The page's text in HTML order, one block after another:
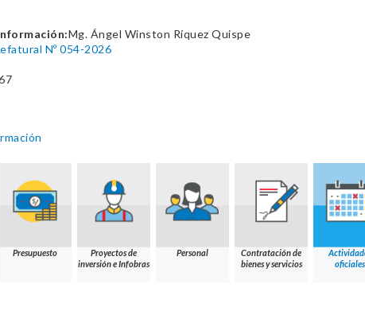
Mg. Ángel Winston Ríquez Quispe
Nº 054-2026
Presupuesto
Proyectos de
inversión e Infobras
Personal
Contratación de
bienes y servicios
oficiales